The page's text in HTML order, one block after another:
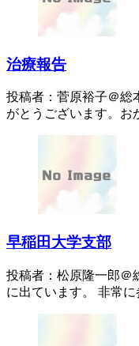
治療報告
投稿者：菅原裕子＠総
がとうございます。お
早稲田大学支部
投稿者：松原隆一郎＠
に出ています。 非常に